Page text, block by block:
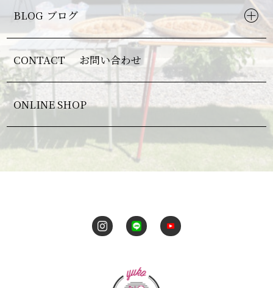
BLOG ブログ
CONTACT お問い合わせ
ONLINE SHOP